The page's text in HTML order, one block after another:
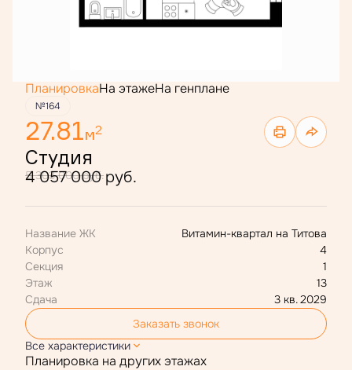
ПланировкаНа этажеНа генплане
№164
27.81м2
Студия
5 303 000 руб.
4 057 000 руб.
Название ЖК
Витамин-квартал на Титова
Корпус
4
Секция
1
Этаж
13
Сдача
3 кв. 2029
Заказать звонок
Все характеристики
Планировка на других этажах